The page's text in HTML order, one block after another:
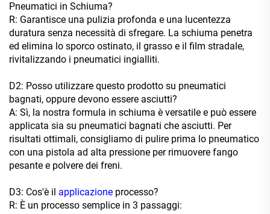
Pneumatici in Schiuma?
R: Garantisce una pulizia profonda e una lucentezza
duratura senza necessità di sfregare. La schiuma penetra
ed elimina lo sporco ostinato, il grasso e il film stradale,
rivitalizzando i pneumatici ingialliti.
D2: Posso utilizzare questo prodotto su pneumatici
bagnati, oppure devono essere asciutti?
A: Sì, la nostra formula in schiuma è versatile e può essere
applicata sia su pneumatici bagnati che asciutti. Per
risultati ottimali, consigliamo di pulire prima lo pneumatico
con una pistola ad alta pressione per rimuovere fango
pesante e polvere dei freni.
D3: Cos'è il applicazione processo?
R: È un processo semplice in 3 passaggi: